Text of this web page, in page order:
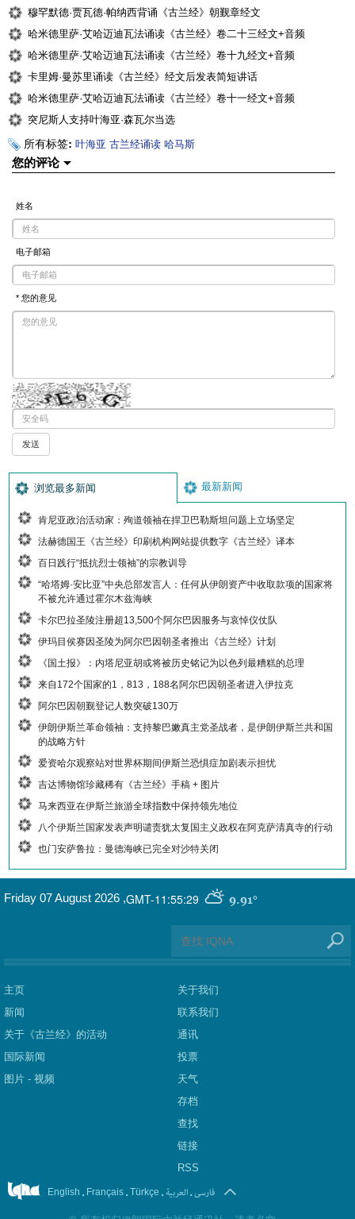
穆罕默德·贾瓦德·帕纳西背诵《古兰经》朝觐章经文
哈米德里萨·艾哈迈迪瓦法诵读《古兰经》卷二十三经文+音频
哈米德里萨·艾哈迈迪瓦法诵读《古兰经》卷十九经文+音频
卡里姆·曼苏里诵读《古兰经》经文后发表简短讲话
哈米德里萨·艾哈迈迪瓦法诵读《古兰经》卷十一经文+音频
突尼斯人支持叶海亚·森瓦尔当选
所有标签: 叶海亚 古兰经诵读 哈马斯
您的评论
姓名
电子邮箱
* 您的意见
浏览最多新闻 最新新闻
肯尼亚政治活动家：殉道领袖在捍卫巴勒斯坦问题上立场坚定
法赫德国王《古兰经》印刷机构网站提供数字《古兰经》译本
百日践行“抵抗烈士领袖”的宗教训导
“哈塔姆·安比亚”中央总部发言人：任何从伊朗资产中收取款项的国家将
不被允许通过霍尔木兹海峡
卡尔巴拉圣陵注册超13,500个阿尔巴因服务与哀悼仪仗队
伊玛目侯赛因圣陵为阿尔巴因朝圣者推出《古兰经》计划
《国土报》：内塔尼亚胡或将被历史铭记为以色列最糟糕的总理
来自172个国家的1，813，188名阿尔巴因朝圣者进入伊拉克
阿尔巴因朝觐登记人数突破130万
伊朗伊斯兰革命领袖：支持黎巴嫩真主党圣战者，是伊朗伊斯兰共和国
的战略方针
爱资哈尔观察站对世界杯期间伊斯兰恐惧症加剧表示担忧
吉达博物馆珍藏稀有《古兰经》手稿 + 图片
马来西亚在伊斯兰旅游全球指数中保持领先地位
八个伊斯兰国家发表声明谴责犹太复国主义政权在阿克萨清真寺的行动
也门安萨鲁拉：曼德海峡已完全对沙特关闭
GMT-11:55:29 9.91°
Friday 07 August 2026 ,
主页
新闻
关于《古兰经》的活动
国际新闻
图片 - 视频
关于我们
联系我们
通讯
投票
天气
存档
查找
链接
RSS
English . Français .Türkçe .العربیة.فارسی